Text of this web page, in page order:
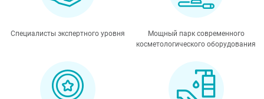
Специалисты экспертного уровня
Мощный парк современного
косметологического оборудования